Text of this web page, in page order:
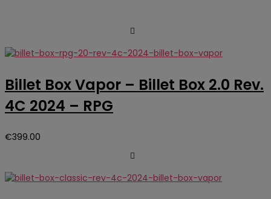
Billet Box Vapor – Billet Box 2.0 Rev.
4C 2024 – RPG
€399.00